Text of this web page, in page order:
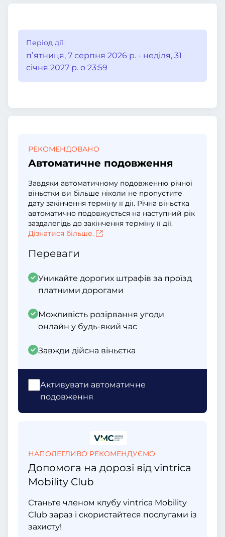
Період дії:
пʼятниця, 7 серпня 2026 р. - неділя, 31
січня 2027 р. о 23:59
РЕКОМЕНДОВАНО
Автоматичне подовження
Завдяки автоматичному подовженню річної
віньєтки ви більше ніколи не пропустите
дату закінчення терміну її дії. Річна віньєтка
автоматично подовжується на наступний рік
заздалегідь до закінчення терміну її дії.
Дізнатися більше.
Переваги
Уникайте дорогих штрафів за проїзд
платними дорогами
Можливість розірвання угоди
онлайн у будь-який час
Завжди дійсна віньєтка
Активувати автоматичне
подовження
НАПОЛЕГЛИВО РЕКОМЕНДУЄМО
Допомога на дорозі від vintrica
Mobility Club
Станьте членом клубу vintrica Mobility
Club зараз і скористайтеся послугами із
захисту!